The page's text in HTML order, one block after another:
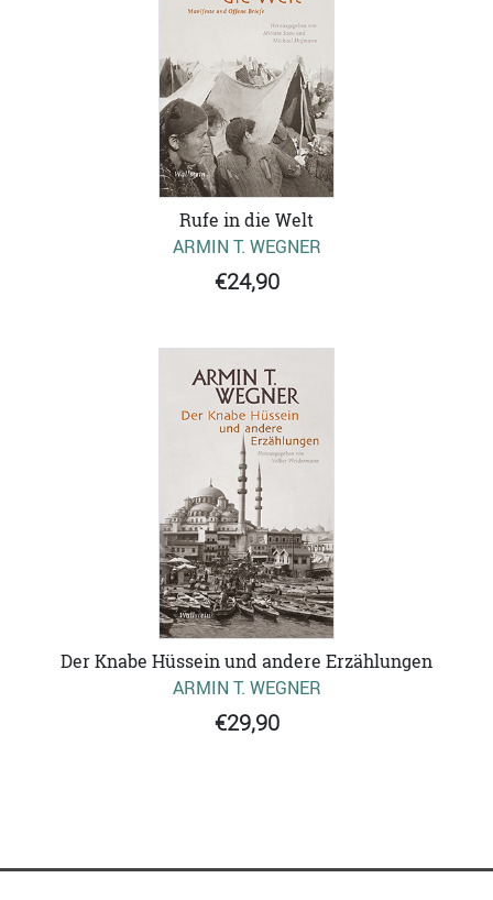
Rufe in die Welt
ARMIN T. WEGNER
€24,90
Der Knabe Hüssein und andere Erzählungen
ARMIN T. WEGNER
€29,90